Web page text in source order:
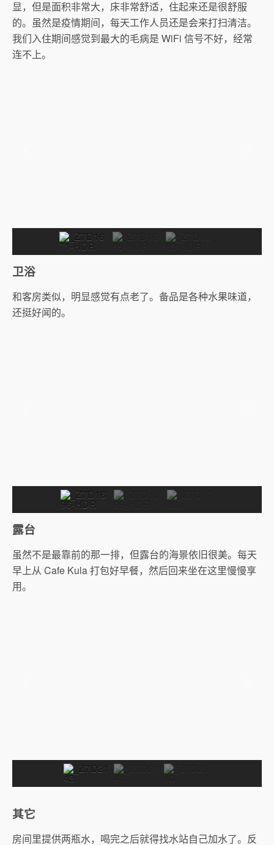
显，但是面积非常大，床非常舒适，住起来还是很舒服
的。虽然是疫情期间，每天工作人员还是会来打扫清洁。
我们入住期间感觉到最大的毛病是 WiFi 信号不好，经常
连不上。
卫浴
和客房类似，明显感觉有点老了。备品是各种水果味道，
还挺好闻的。
露台
虽然不是最靠前的那一排，但露台的海景依旧很美。每天
早上从 Cafe Kula 打包好早餐，然后回来坐在这里慢慢享
用。
其它
房间里提供两瓶水，喝完之后就得找水站自己加水了。反